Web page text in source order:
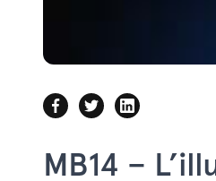
MB14 –